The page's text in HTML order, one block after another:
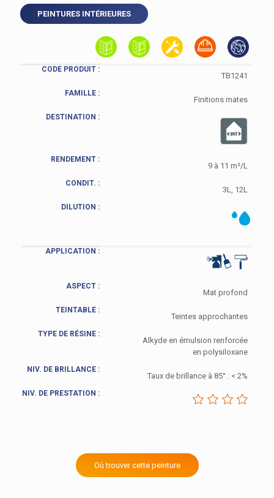
PEINTURES INTÉRIEURES
CODE PRODUIT :
TB1241
FAMILLE :
Finitions mates
DESTINATION :
RENDEMENT :
9 à 11 m²/L
CONDIT. :
3L, 12L
DILUTION :
APPLICATION :
ASPECT :
Mat profond
TEINTABLE :
Teintes approchantes
TYPE DE RÉSINE :
Alkyde en émulsion renforcée
en polysiloxane
NIV. DE BRILLANCE :
Taux de brillance à 85° : < 2%
NIV. DE PRESTATION :
Où trouver cette peinture